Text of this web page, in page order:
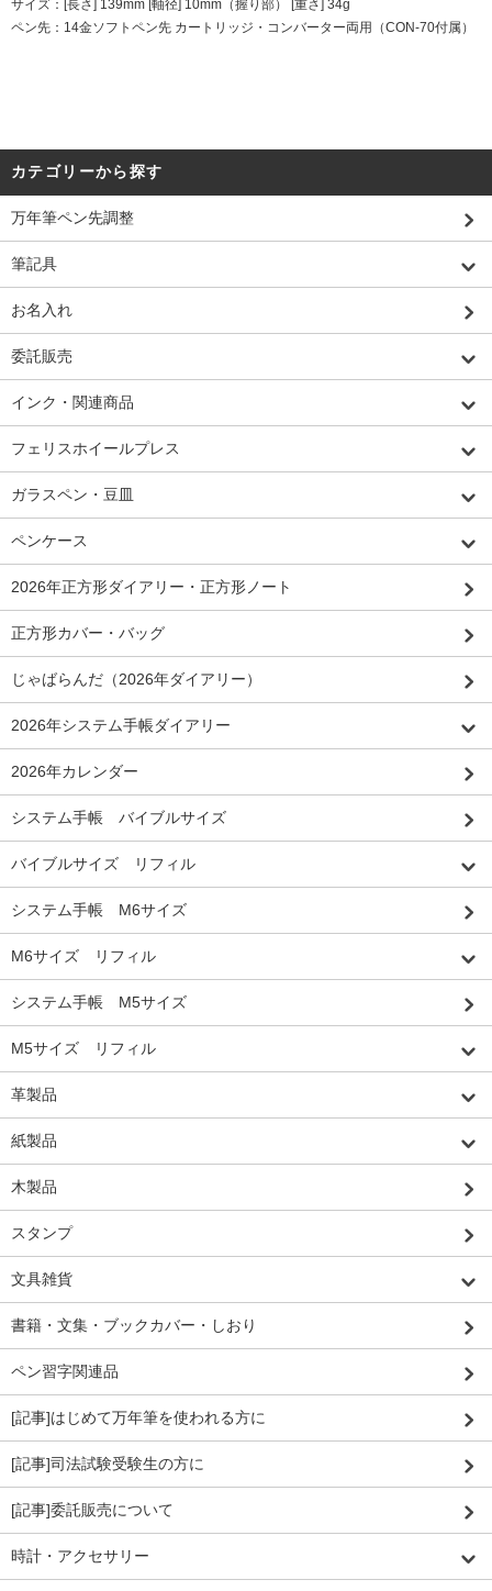
サイズ：[長さ] 139mm [軸径] 10mm（握り部） [重さ] 34g
ペン先：14金ソフトペン先 カートリッジ・コンバーター両用（CON-70付属）
カテゴリーから探す
万年筆ペン先調整
筆記具
お名入れ
委託販売
インク・関連商品
フェリスホイールプレス
ガラスペン・豆皿
ペンケース
2026年正方形ダイアリー・正方形ノート
正方形カバー・バッグ
じゃばらんだ（2026年ダイアリー）
2026年システム手帳ダイアリー
2026年カレンダー
システム手帳 バイブルサイズ
バイブルサイズ リフィル
システム手帳 M6サイズ
M6サイズ リフィル
システム手帳 M5サイズ
M5サイズ リフィル
革製品
紙製品
木製品
スタンプ
文具雑貨
書籍・文集・ブックカバー・しおり
ペン習字関連品
[記事]はじめて万年筆を使われる方に
[記事]司法試験受験生の方に
[記事]委託販売について
時計・アクセサリー